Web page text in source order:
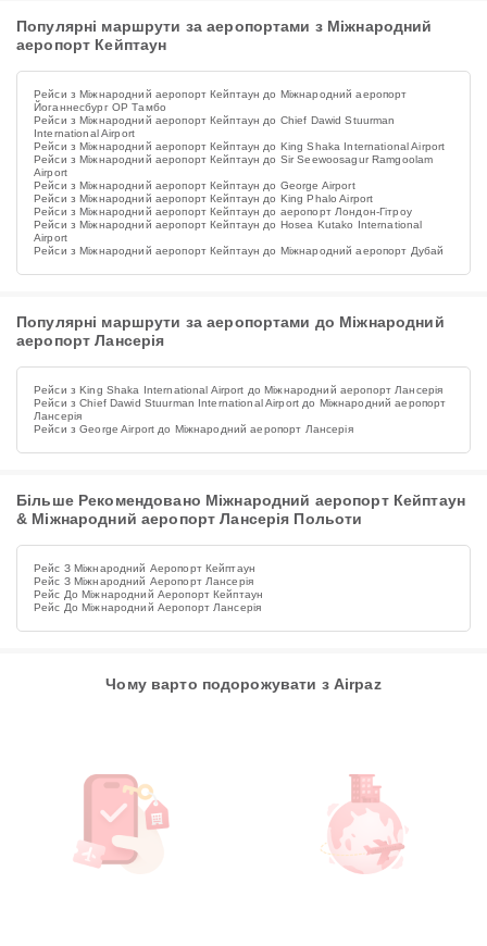
Популярні маршрути за аеропортами з Міжнародний
аеропорт Кейптаун
Рейси з Міжнародний аеропорт Кейптаун до Міжнародний аеропорт
Йоганнесбург ОР Тамбо
Рейси з Міжнародний аеропорт Кейптаун до Chief Dawid Stuurman
International Airport
Рейси з Міжнародний аеропорт Кейптаун до King Shaka International Airport
Рейси з Міжнародний аеропорт Кейптаун до Sir Seewoosagur Ramgoolam
Airport
Рейси з Міжнародний аеропорт Кейптаун до George Airport
Рейси з Міжнародний аеропорт Кейптаун до King Phalo Airport
Рейси з Міжнародний аеропорт Кейптаун до аеропорт Лондон-Гітроу
Рейси з Міжнародний аеропорт Кейптаун до Hosea Kutako International
Airport
Рейси з Міжнародний аеропорт Кейптаун до Міжнародний аеропорт Дубай
Популярні маршрути за аеропортами до Міжнародний
аеропорт Лансерія
Рейси з King Shaka International Airport до Міжнародний аеропорт Лансерія
Рейси з Chief Dawid Stuurman International Airport до Міжнародний аеропорт
Лансерія
Рейси з George Airport до Міжнародний аеропорт Лансерія
Більше Рекомендовано Міжнародний аеропорт Кейптаун
& Міжнародний аеропорт Лансерія Польоти
Рейс З Міжнародний Аеропорт Кейптаун
Рейс З Міжнародний Аеропорт Лансерія
Рейс До Міжнародний Аеропорт Кейптаун
Рейс До Міжнародний Аеропорт Лансерія
Чому варто подорожувати з Airpaz